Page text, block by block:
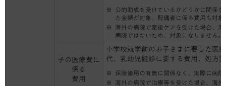
公的助成を受けているかどうかに関係
た金額が対象。配偶者に係る費用も対象
海外の病院で産後ケアを受けた場合、
病院ではないため、対象になりません。
子の医療費に
係る
費用
小学校就学前のお子さまに要した医
代、乳幼児健診に要する費用、処方
保険適用の有無に関係なく、実際に病
海外の病院で治療等を受けた場合、海